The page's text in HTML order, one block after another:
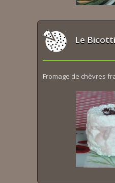
Le
Fromage de chèvres